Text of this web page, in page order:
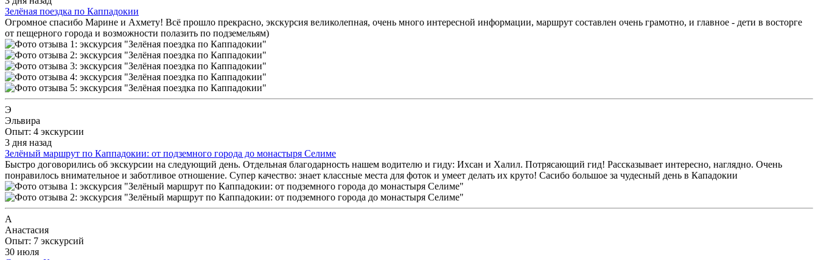
Зелёная поездка по Каппадокии
Огромное спасибо Марине и Ахмету! Всё прошло прекрасно, экскурсия великолепная, очень много интересной информации, маршрут составлен очень грамотно, и главное - дети в восторге
от пещерного города и возможности полазить по подземельям)
Э
Эльвира
Опыт: 4 экскурсии
3 дня назад
Зелёный маршрут по Каппадокии: от подземного города до монастыря Селиме
Быстро договорились об экскурсии на следующий день. Отдельная благодарность нашем водителю и гиду: Ихсан и Халил. Потрясающий гид! Рассказывает интересно, наглядно. Очень
понравилось внимательное и заботливое отношение. Супер качество: знает классные места для фоток и умеет делать их круто! Сасибо большое за чудесный день в Кападокии
А
Анастасия
Опыт: 7 экскурсий
30 июля